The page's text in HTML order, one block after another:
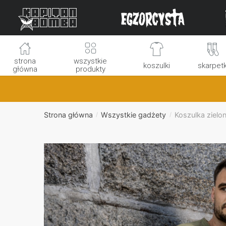
navigation
content
strona
główna
wszystkie
produkty
koszulki
Strona główna / Wszystkie gadżety / Koszulka